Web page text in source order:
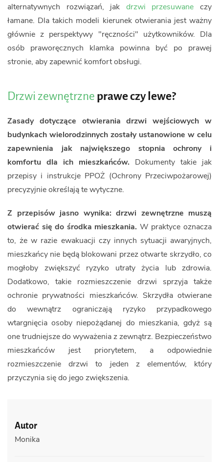
alternatywnych rozwiązań, jak drzwi przesuwane czy
łamane. Dla takich modeli kierunek otwierania jest ważny
głównie z perspektywy "ręczności" użytkowników. Dla
osób praworęcznych klamka powinna być po prawej
stronie, aby zapewnić komfort obsługi.
Drzwi zewnętrzne prawe czy lewe?
Zasady dotyczące otwierania drzwi wejściowych w
budynkach wielorodzinnych zostały ustanowione w celu
zapewnienia jak największego stopnia ochrony i
komfortu dla ich mieszkańców. Dokumenty takie jak
przepisy i instrukcje PPOŻ (Ochrony Przeciwpożarowej)
precyzyjnie określają te wytyczne.
Z przepisów jasno wynika: drzwi zewnętrzne muszą
otwierać się do środka mieszkania. W praktyce oznacza
to, że w razie ewakuacji czy innych sytuacji awaryjnych,
mieszkańcy nie będą blokowani przez otwarte skrzydło, co
mogłoby zwiększyć ryzyko utraty życia lub zdrowia.
Dodatkowo, takie rozmieszczenie drzwi sprzyja także
ochronie prywatności mieszkańców. Skrzydła otwierane
do wewnątrz ograniczają ryzyko przypadkowego
wtargnięcia osoby niepożądanej do mieszkania, gdyż są
one trudniejsze do wyważenia z zewnątrz. Bezpieczeństwo
mieszkańców jest priorytetem, a odpowiednie
rozmieszczenie drzwi to jeden z elementów, który
przyczynia się do jego zwiększenia.
Autor
Monika